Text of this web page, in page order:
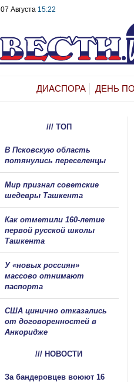
07 Августа 15:22
ДИАСПОРА ДЕНЬ
/// ТОП
В Псковскую область
потянулись переселенцы
Мир признал советские
шедевры Ташкента
Как отметили 160-летие
первой русской школы
Ташкента
У «новых россиян»
массово отнимают
паспорта
США цинично отказались
от договоренностей в
Анкоридже
/// НОВОСТИ
За бандеровцев воюют 16